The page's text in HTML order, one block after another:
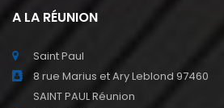
A LA RÉUNION
Saint Paul
8 rue Marius et Ary Leblond 97460
SAINT PAUL Réunion